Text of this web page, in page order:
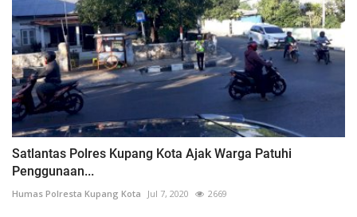
Satlantas Polres Kupang Kota Ajak Warga Patuhi
Penggunaan...
Humas Polresta Kupang Kota Jul 7, 2020 2669